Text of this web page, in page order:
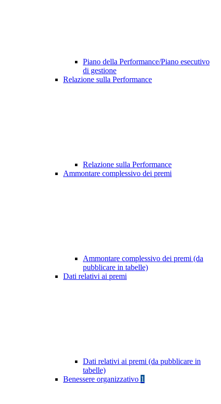
Piano della Performance/Piano esecutivo
di gestione
Relazione sulla Performance
Relazione sulla Performance
Ammontare complessivo dei premi
Ammontare complessivo dei premi (da
pubblicare in tabelle)
Dati relativi ai premi
Dati relativi ai premi (da pubblicare in
tabelle)
Benessere organizzativo 1